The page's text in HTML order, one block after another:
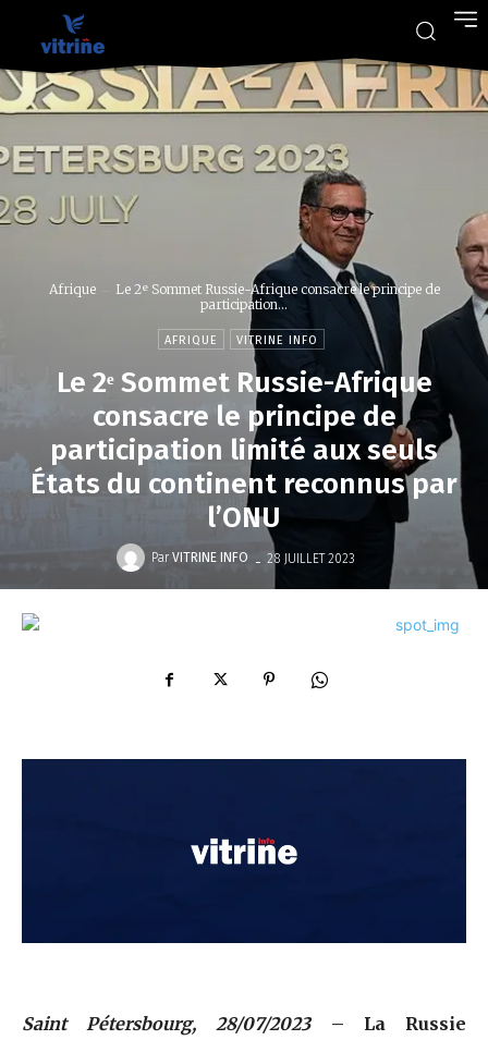
Afrique
Le 2ᵉ Sommet Russie-Afrique consacre le principe de
participation...
AFRIQUE VITRINE INFO
Le 2ᵉ Sommet Russie-Afrique
consacre le principe de
participation limité aux seuls
États du continent reconnus par
l’ONU
Par VITRINE INFO - 28 JUILLET 2023
Saint Pétersbourg, 28/07/2023 – La Russie